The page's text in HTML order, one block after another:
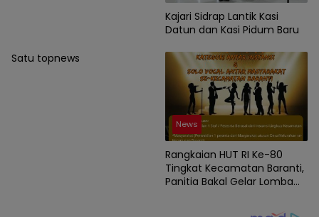
Kajari Sidrap Lantik Kasi
Datun dan Kasi Pidum Baru
Satu topnews
News
Rangkaian HUT RI Ke-80
Tingkat Kecamatan Baranti,
Panitia Bakal Gelar Lomba